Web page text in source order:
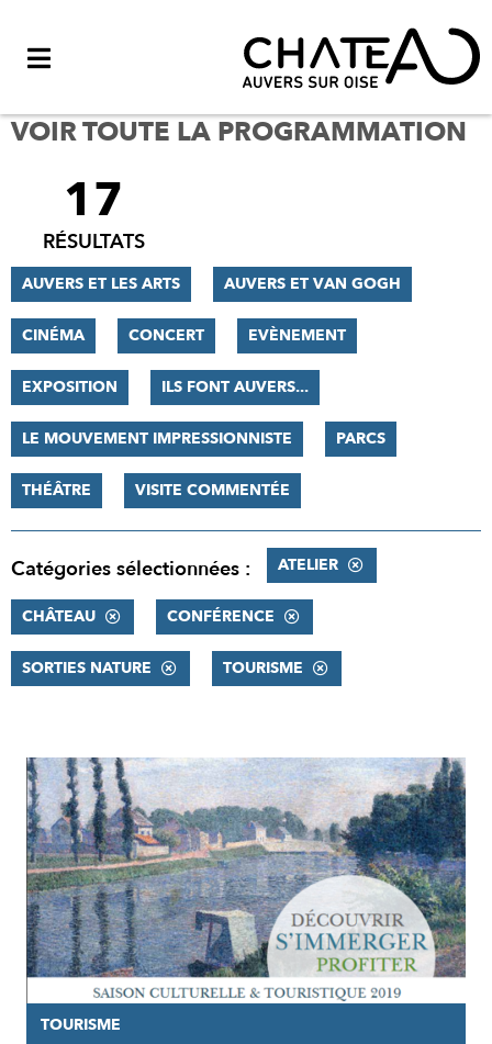
VOIR TOUTE LA PROGRAMMATION
FILTRER
RÉSULTATS
17
RÉSULTATS
AUVERS ET LES ARTS AUVERS ET VAN GOGH
CINÉMA CONCERT EVÈNEMENT
EXPOSITION ILS FONT AUVERS...
LE MOUVEMENT IMPRESSIONNISTE PARCS
THÉÂTRE VISITE COMMENTÉE
Catégories sélectionnées : ATELIER
CHÂTEAU CONFÉRENCE
SORTIES NATURE TOURISME
RÉSULTATS
TOURISME